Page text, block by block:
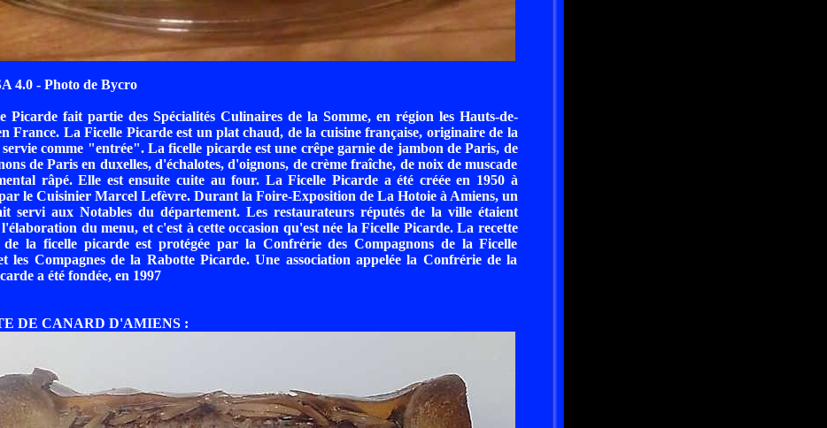
4.0 - Photo de Bycro
Picarde fait partie des Spécialités Culinaires de la Somme, en région les Hauts-de-
France. La Ficelle Picarde est un plat chaud, de la cuisine française, originaire de la
comme "entrée". La ficelle picarde est une crêpe garnie de jambon de Paris, de
de Paris en duxelles, d'échalotes, d'oignons, de crème fraîche, de noix de muscade
râpé. Elle est ensuite cuite au four. La Ficelle Picarde a été créée en 1950 à
le Cuisinier Marcel Lefèvre. Durant la Foire-Exposition de La Hotoie à Amiens, un
servi aux Notables du département. Les restaurateurs réputés de la ville étaient
du menu, et c'est à cette occasion qu'est née la Ficelle Picarde. La recette
de la ficelle picarde est protégée par la Confrérie des Compagnons de la Ficelle
les Compagnes de la Rabotte Picarde. Une association appelée la Confrérie de la
a été fondée, en 1997
DE CANARD D'AMIENS :